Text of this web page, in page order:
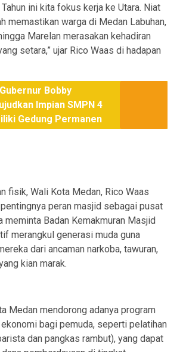
ini kita fokus kerja ke Utara. Niat
memastikan warga di Medan Labuhan,
Marelan merasakan kehadiran
setara,” ujar Rico Waas di hadapan
Gubernur Bobby
Impian SMPN 4
Gedung Permanen
fisik, Wali Kota Medan, Rico Waas
peran masjid sebagai pusat
Badan Kemakmuran Masjid
merangkul generasi muda guna
dari ancaman narkoba, tawuran,
kian marak.
Medan mendorong adanya program
bagi pemuda, seperti pelatihan
dan pangkas rambut), yang dapat